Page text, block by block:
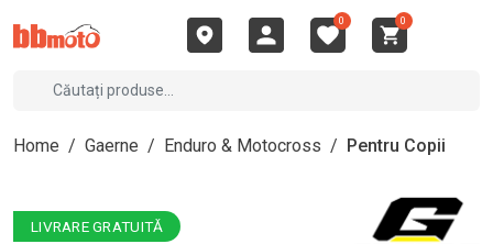
0 0
Home / Gaerne / Enduro & Motocross / Pentru Copii
LIVRARE GRATUITĂ